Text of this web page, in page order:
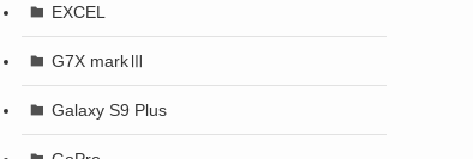
EXCEL
G7X markⅢ
Galaxy S9 Plus